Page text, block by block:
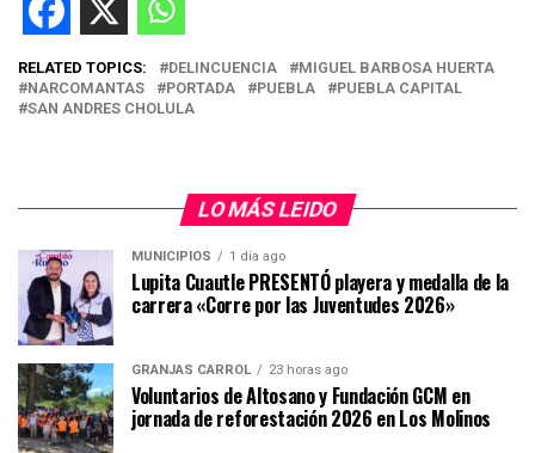
RELATED TOPICS: DELINCUENCIA
MIGUEL BARBOSA HUERTA
NARCOMANTAS
PORTADA PUEBLA
PUEBLA CAPITAL
SAN ANDRES CHOLULA
LO MÁS LEIDO
MUNICIPIOS 1 día ago
Lupita Cuautle PRESENTÓ playera y medalla de la
carrera «Corre por las Juventudes 2026»
GRANJAS CARROL 23 horas ago
Voluntarios de Altosano y Fundación GCM en
jornada de reforestación 2026 en Los Molinos